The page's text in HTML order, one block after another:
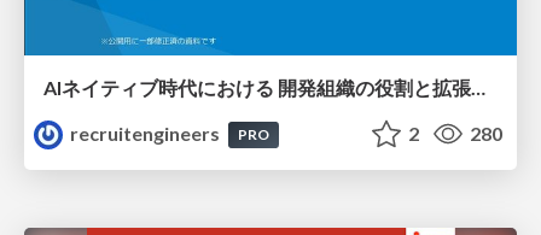
AIネイティブ時代における 開発組織の役割と拡張の可能性
recruitengineers
PRO 2 280